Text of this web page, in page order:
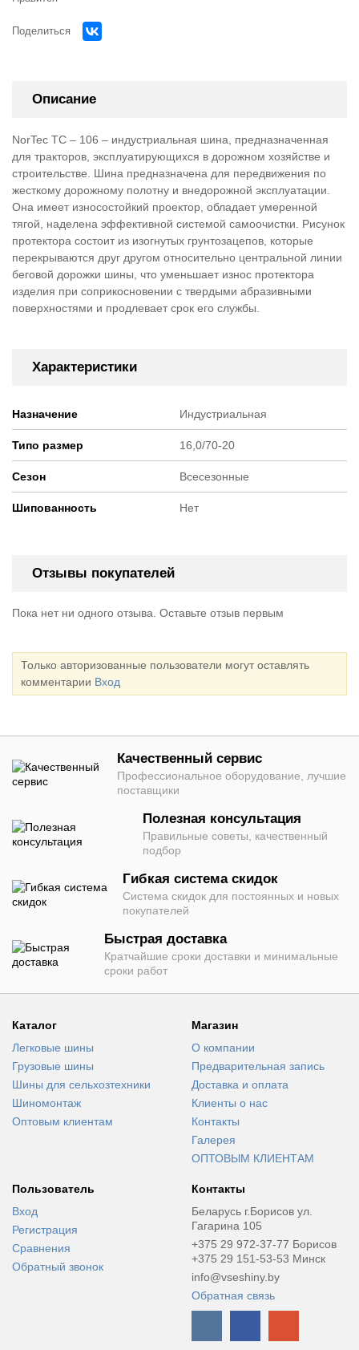
Поделиться
Описание
NorTec TC – 106 – индустриальная шина, предназначенная
для тракторов, эксплуатирующихся в дорожном хозяйстве и
строительстве. Шина предназначена для передвижения по
жесткому дорожному полотну и внедорожной эксплуатации.
Она имеет износостойкий проектор, обладает умеренной
тягой, наделена эффективной системой самоочистки. Рисунок
протектора состоит из изогнутых грунтозацепов, которые
перекрываются друг другом относительно центральной линии
беговой дорожки шины, что уменьшает износ протектора
изделия при соприкосновении с твердыми абразивными
поверхностями и продлевает срок его службы.
Характеристики
Назначение Индустриальная
Типо размер 16,0/70-20
Сезон Всесезонные
Шипованность Нет
Отзывы покупателей
Пока нет ни одного отзыва. Оставьте отзыв первым
Только авторизованные пользователи могут оставлять
комментарии Вход
Качественный сервис
Профессиональное оборудование, лучшие
поставщики
Полезная консультация
Правильные советы, качественный
подбор
Гибкая система скидок
Система скидок для постоянных и новых
покупателей
Быстрая доставка
Кратчайшие сроки доставки и минимальные
сроки работ
Каталог
Легковые шины
Грузовые шины
Шины для сельхозтехники
Шиномонтаж
Оптовым клиентам
Магазин
О компании
Предварительная запись
Доставка и оплата
Клиенты о нас
Контакты
Галерея
ОПТОВЫМ КЛИЕНТАМ
Пользователь
Вход
Регистрация
Сравнения
Обратный звонок
Контакты
Беларусь г.Борисов ул.
Гагарина 105
+375 29 972-37-77 Борисов
+375 29 151-53-53 Минск
info@vseshiny.by
Обратная связь